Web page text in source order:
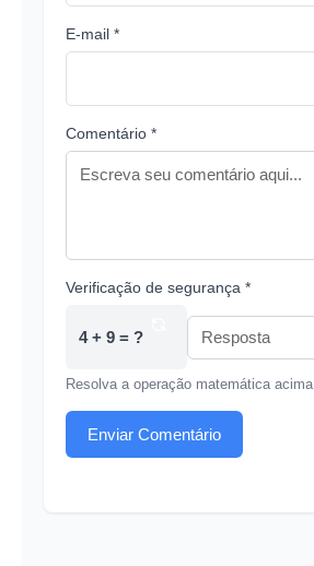
E-mail *
Comentário *
Verificação de segurança *
4 + 9 = ?
Resolva a operação matemática acima
Enviar Comentário